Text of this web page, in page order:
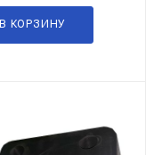
В КОРЗИНУ